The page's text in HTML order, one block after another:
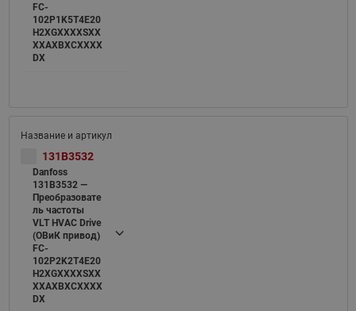
FC-
102P1K5T4E20
H2XGXXXXSXX
XXAXBXCXXXX
DX
131B3532
Danfoss
131B3532 —
Преобразовате
ль частоты
VLT HVAC Drive
(ОВиК привод)
FC-
102P2K2T4E20
H2XGXXXXSXX
XXAXBXCXXXX
DX